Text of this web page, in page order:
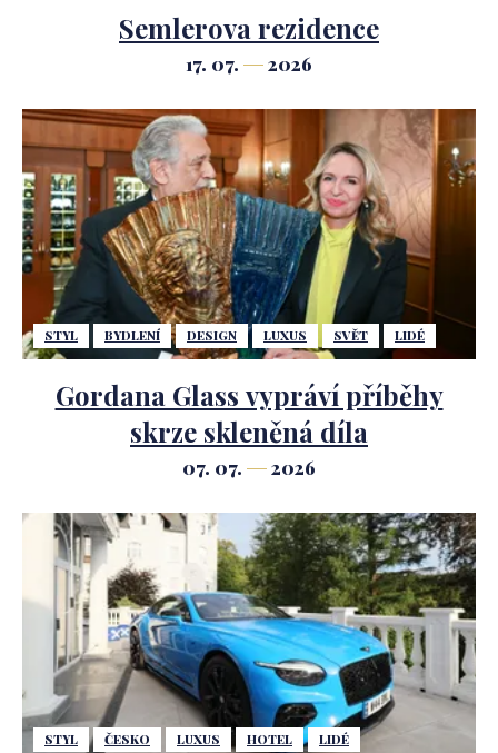
Semlerova rezidence
17. 07. 2026
STYL BYDLENÍ DESIGN LUXUS SVĚT LIDÉ
Gordana Glass vypráví příběhy
skrze skleněná díla
07. 07. 2026
STYL ČESKO LUXUS HOTEL LIDÉ